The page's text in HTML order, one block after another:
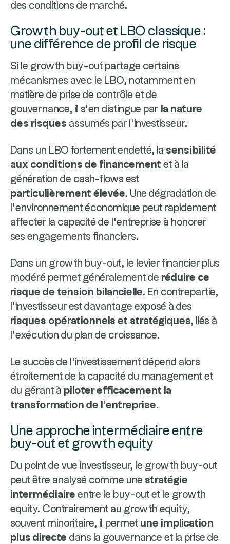
des conditions de marché.
Growth buy-out et LBO classique :
une différence de profil de risque
Si le growth buy-out partage certains
mécanismes avec le LBO, notamment en
matière de prise de contrôle et de
gouvernance, il s’en distingue par la nature
des risques assumés par l’investisseur.
Dans un LBO fortement endetté, la sensibilité
aux conditions de financement et à la
génération de cash-flows est
particulièrement élevée. Une dégradation de
l’environnement économique peut rapidement
affecter la capacité de l’entreprise à honorer
ses engagements financiers.
Dans un growth buy-out, le levier financier plus
modéré permet généralement de réduire ce
risque de tension bilancielle. En contrepartie,
l’investisseur est davantage exposé à des
risques opérationnels et stratégiques, liés à
l’exécution du plan de croissance.
Le succès de l’investissement dépend alors
étroitement de la capacité du management et
du gérant à piloter efficacement la
transformation de l’entreprise.
Une approche intermédiaire entre
buy-out et growth equity
Du point de vue investisseur, le growth buy-out
peut être analysé comme une stratégie
intermédiaire entre le buy-out et le growth
equity. Contrairement au growth equity,
souvent minoritaire, il permet une implication
plus directe dans la gouvernance et la prise de